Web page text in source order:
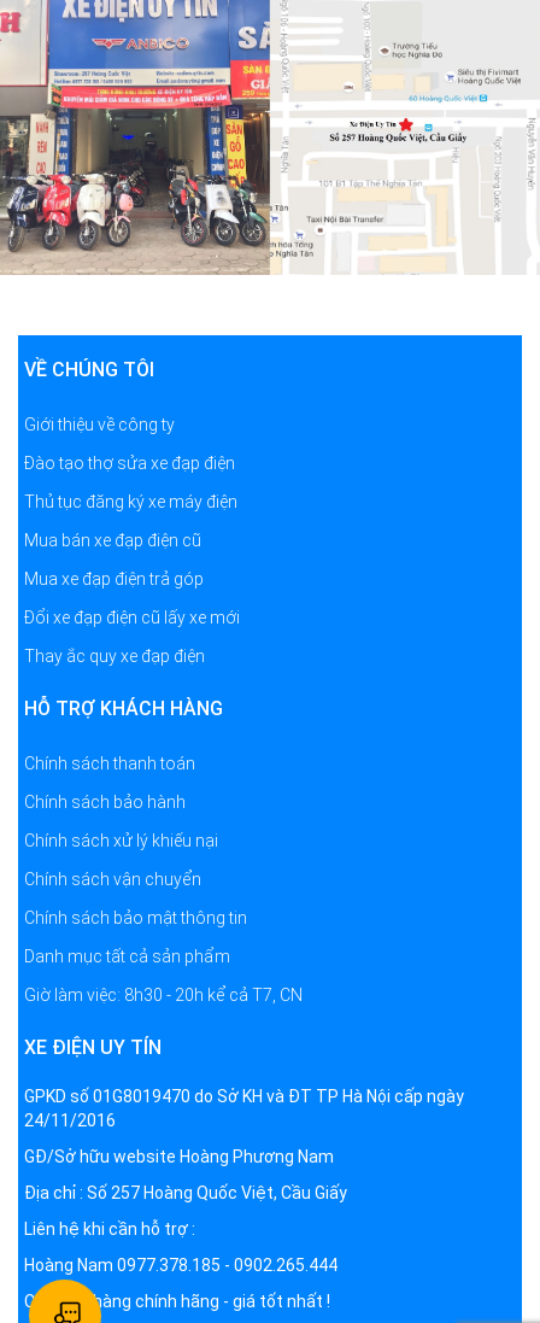
VỀ CHÚNG TÔI
Giới thiệu về công ty
Đào tạo thợ sửa xe đạp điện
Thủ tục đăng ký xe máy điện
Mua bán xe đạp điện cũ
Mua xe đạp điện trả góp
Đổi xe đạp điện cũ lấy xe mới
Thay ắc quy xe đạp điện
HỖ TRỢ KHÁCH HÀNG
Chính sách thanh toán
Chính sách bảo hành
Chính sách xử lý khiếu nại
Chính sách vận chuyển
Chính sách bảo mật thông tin
Danh mục tất cả sản phẩm
Giờ làm việc: 8h30 - 20h kể cả T7, CN
XE ĐIỆN UY TÍN
GPKD số 01G8019470 do Sở KH và ĐT TP Hà Nội cấp ngày
24/11/2016
GĐ/Sở hữu website Hoàng Phương Nam
Địa chỉ : Số 257 Hoàng Quốc Việt, Cầu Giấy
Liên hệ khi cần hỗ trợ :
Hoàng Nam 0977.378.185 - 0902.265.444
Cam kết hàng chính hãng - giá tốt nhất !